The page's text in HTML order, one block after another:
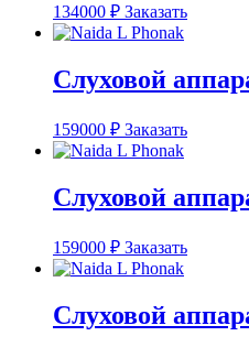
134000 ₽ Заказать
Слуховой
159000 ₽ Заказать
Слуховой
159000 ₽ Заказать
Слуховой